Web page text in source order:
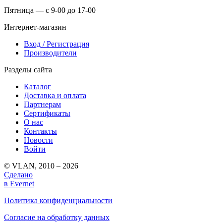
Пятница — с 9-00 до 17-00
Интернет-магазин
Вход / Регистрация
Производители
Разделы сайта
Каталог
Доставка и оплата
Партнерам
Сертификаты
О нас
Контакты
Новости
Войти
© VLAN, 2010 – 2026
Сделано
в Evernet
Политика конфиденциальности
Согласие на обработку данных